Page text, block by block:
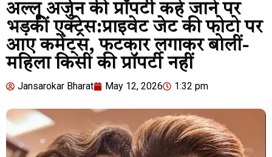
अल्लू अर्जुन की प्रॉपर्टी कहे जाने पर
भड़कीं एक्ट्रेस:प्राइवेट जेट की फोटो पर
आए कमेंट्स, फटकार लगाकर बोलीं-
महिला किसी की प्रॉपर्टी नहीं
Jansarokar Bharat May 12, 2026 1:32 pm